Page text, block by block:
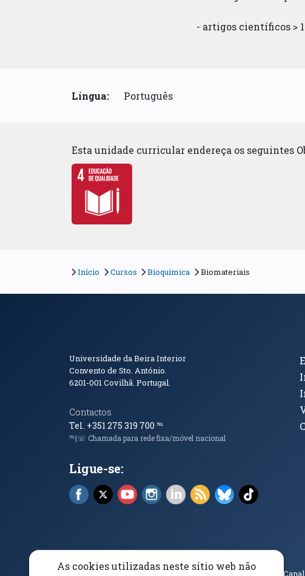
- artigos científicos >
Língua: Português
Esta unidade curricular endereça os seguintes
Início Cursos Bioquímica Biomateriais
Informações de Contacto
Universidade da Beira Interior
Convento de Sto. António.
6201-001Covilhã. Portugal.
Contactos
Tel. +351 275 319 700 ℡
℡|☏ Chamada para rede fixa/móvel nacional
Ligue-se:
Facebook (abre em nova janela)
X (abre em nova janela)
YouTube (abre em nova janela)
Instagram (abre em nova janela)
LinkedIn (abre em nova
RSS (abre em nova
Bluesky (abre
TikTok
(abre
As cookies utilizadas neste sítio web não